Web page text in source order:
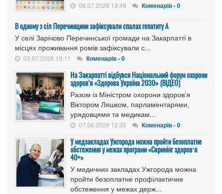
08.07.2026 13:48 Коменарів - 0
В одному з сіл Перечинщини зафіксували спалах гепатиту А
У селі Зарічово Перечинської громади на Закарпатті в
місцях проживання ромів зафіксували с...
03.07.2026 19:11 Коменарів - 0
На Закарпатті відбувся Національний форум охорони
здоров’я «Здорова Україна 2030» (ВІДЕО)
Разом із Міністром охорони здоров’я
Віктором Ляшком, парламентарями,
урядовцями та медикам...
07.06.2026 12:35 Коменарів - 0
У медзакладах Ужгорода можна пройти безоплатне
обстеження у межах програми «Скринінг здоровʼя
40+»
У медичних закладах Ужгорода можна
пройти безоплатне профілактичне
обстеження у межах держ...